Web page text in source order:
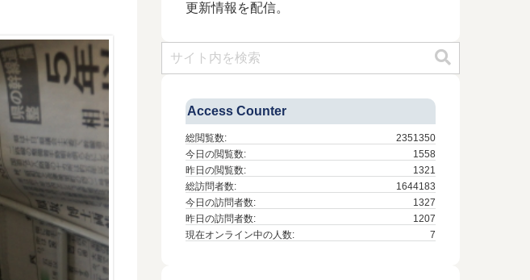
更新情報を配信。
Access Counter
2351350
総閲覧数:
1558
今日の閲覧数:
1321
昨日の閲覧数:
1644183
総訪問者数:
1327
今日の訪問者数:
1207
昨日の訪問者数:
7
現在オンライン中の人数: